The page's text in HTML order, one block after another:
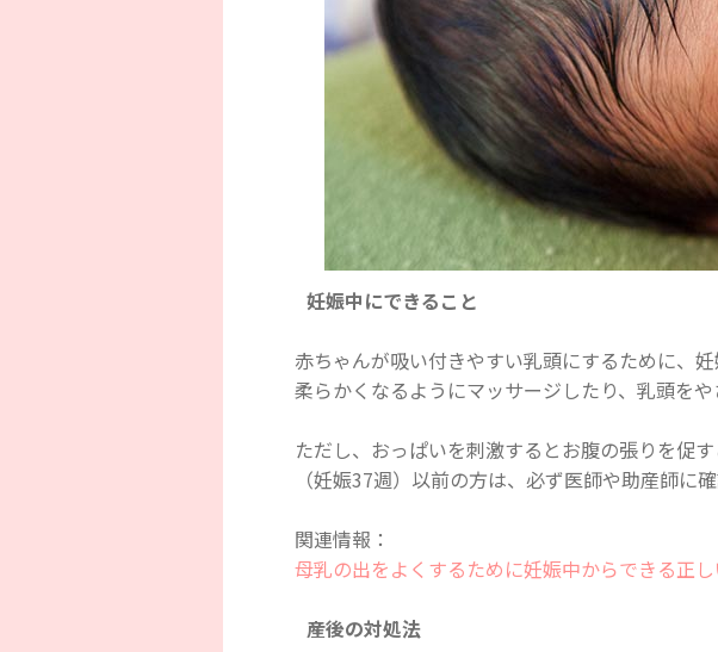
妊娠中にできること
赤ちゃんが吸い付きやすい乳頭にするために、
柔らかくなるようにマッサージしたり、乳頭を
ただし、おっぱいを刺激するとお腹の張りを促
（妊娠37週）以前の方は、必ず医師や助産師に
関連情報：
母乳の出をよくするために妊娠中からできる正
産後の対処法